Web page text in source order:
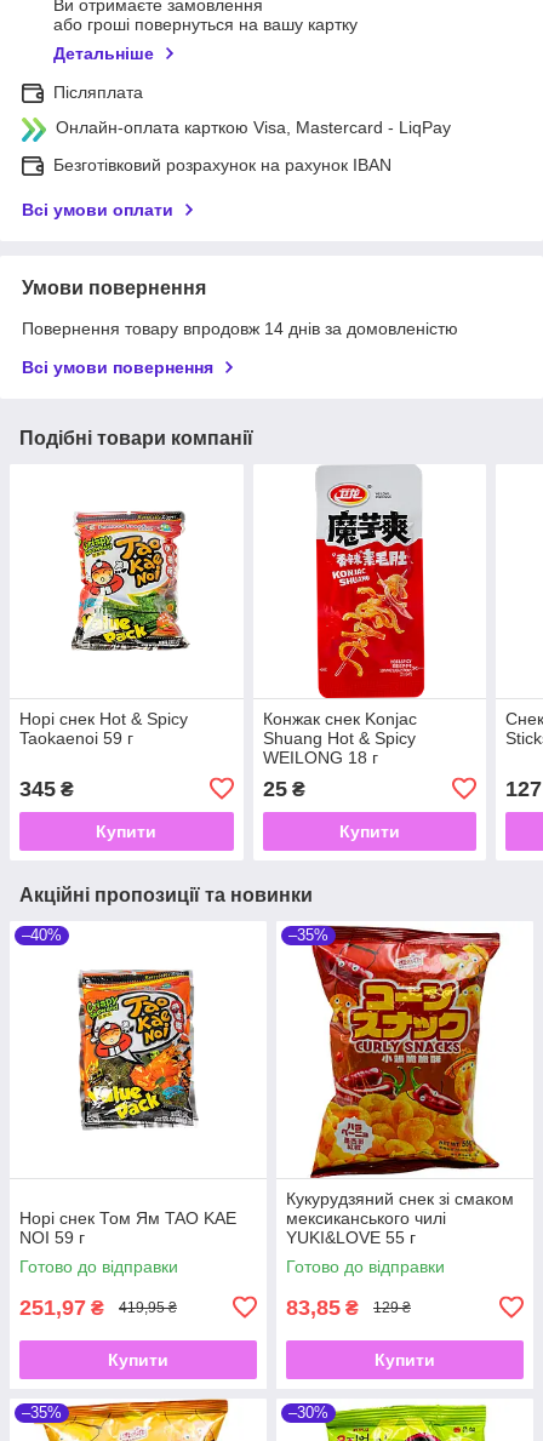
Ви отримаєте замовлення
або гроші повернуться на вашу картку
Детальніше
Післяплата
Онлайн-оплата карткою Visa, Mastercard - LiqPay
Безготівковий розрахунок на рахунок IBAN
Всі умови оплати
Умови повернення
Повернення товару впродовж 14 днів за домовленістю
Всі умови повернення
Подібні товари компанії
Норі снек Hot & Spicy
Taokaenoi 59 г
345 ₴
Купити
Конжак снек Konjac
Shuang Hot & Spicy
WEILONG 18 г
25₴
Купити
127
Акційні пропозиції та новинки
–40%
Норі снек Том Ям TAO KAE
NOI 59 г
Готово до відправки
251,97 ₴ 419,95 ₴
Купити
–35%
Кукурудзяний снек зі смаком
мексиканського чилі
YUKI&LOVE 55 г
Готово до відправки
83,85 ₴ 129 ₴
Купити
–35% –30%